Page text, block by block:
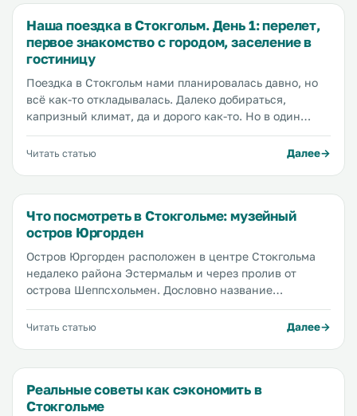
Наша поездка в Стокгольм. День 1: перелет,
первое знакомство с городом, заселение в
гостиницу
Поездка в Стокгольм нами планировалась давно, но
всё как-то откладывалась. Далеко добираться,
капризный климат, да и дорого как-то. Но в один
прекрасный момент мы всё же решились, и купили
билеты на самолет, и начали готовиться к поездке.
оказалось, всё не так страшно. Но начну с самого
начала.
Читать статью Далее
Что посмотреть в Стокгольме: музейный
остров Юргорден
Остров Юргорден расположен в центре Стокгольма
недалеко района Эстермальм и через пролив от
острова Шеппсхольмен. Дословно название
Юргорден переводится как "земля зверей" и это
правда, животных здесь много, но не так, как раньше.
или зайца, но охотиться на них запрещено, даже если
вы король.
Читать статью Далее
Реальные советы как сэкономить в
Стокгольме